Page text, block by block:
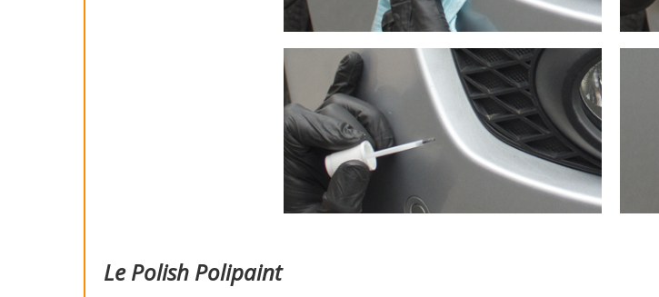
Le Polish Polipaint